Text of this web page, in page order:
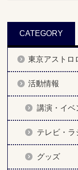
CATEGORY
東京アストロ
活動情報
講演・イベ
テレビ・ラ
グッズ